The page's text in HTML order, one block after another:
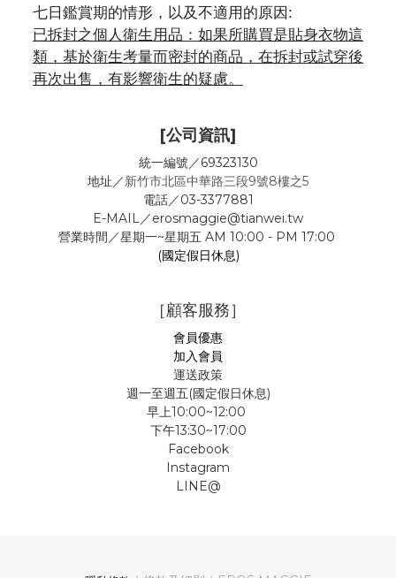
七日鑑賞期的情形，以及不適用的原因:
已拆封之個人衛生用品：如果所購買是貼身衣物這
類，基於衛生考量而密封的商品，在拆封或試穿後
再次出售，有影響衛生的疑慮。
[公司資訊]
統一編號／69323130
地址／新竹市北區中華路三段9號8樓之5
電話／03-3377881
E-MAIL／erosmaggie@tianwei.tw
營業時間／星期一~星期五 AM 10:00 - PM 17:00
(國定假日休息)
［顧客服務］
會員優惠
加入會員
運送政策
週一至週五(國定假日休息)
早上10:00~12:00
下午13:30~17:00
Facebook
Instagram
LINE@